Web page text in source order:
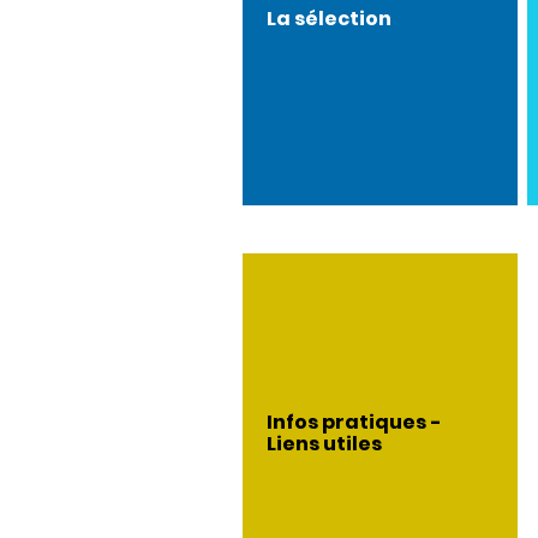
La sélection
Infos pratiques -
Liens utiles